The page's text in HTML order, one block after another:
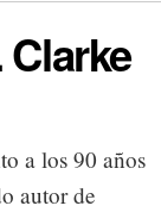
a los 90 años
autor de